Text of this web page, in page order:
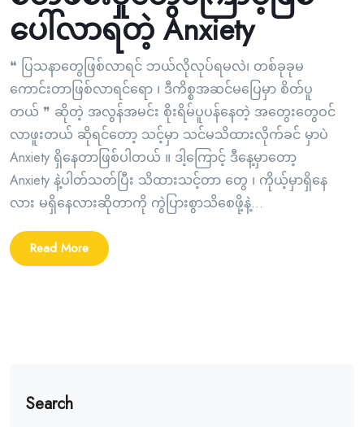
ပေါ်လာရတဲ့ Anxiety
❝ ပြသနာတွေဖြစ်လာရင် ဘယ်လိုလုပ်ရမလဲ၊ တစ်ခုခုမ
ကောင်းတာဖြစ်လာရင်ရော ၊ ဒီကိစ္စအဆင်မပြေမှာ စိတ်ပူ
တယ် ❞ ဆိုတဲ့ အလွန်အမင်း စိုးရိမ်ပူပန်နေတဲ့ အတွေးတွေဝင်
လာဖူးတယ် ဆိုရင်တော့ သင့်မှာ သင်မသိထားလိုက်ခင် မှာပဲ
Anxiety ရှိနေတာဖြစ်ပါတယ် ။ ဒါ့ကြောင့် ဒီနေ့မှာတော့
Anxiety နဲ့ပါတ်သတ်ပြီး သိထားသင့်တာ တွေ ၊ ကိုယ့်မှာရှိနေ
လား မရှိနေလားဆိုတာကို ကွဲပြားစွာသိစေဖို့နဲ့...
Read More
Search